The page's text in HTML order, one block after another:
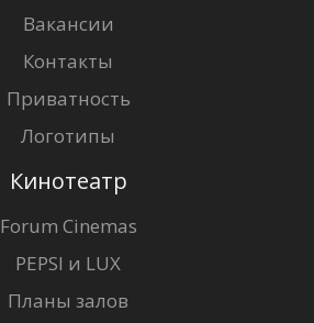
Вакансии
Контакты
Приватность
Логотипы
Кинотеатр
Forum Cinemas
PEPSI и LUX
Планы залов